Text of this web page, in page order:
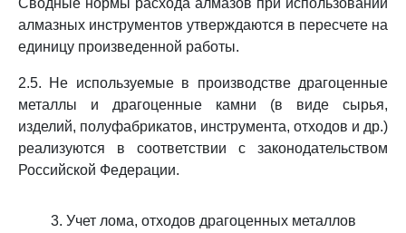
Сводные нормы расхода алмазов при использовании
алмазных инструментов утверждаются в пересчете на
единицу произведенной работы.
2.5. Не используемые в производстве драгоценные
металлы и драгоценные камни (в виде сырья,
изделий, полуфабрикатов, инструмента, отходов и др.)
реализуются в соответствии с законодательством
Российской Федерации.
3. Учет лома, отходов драгоценных металлов